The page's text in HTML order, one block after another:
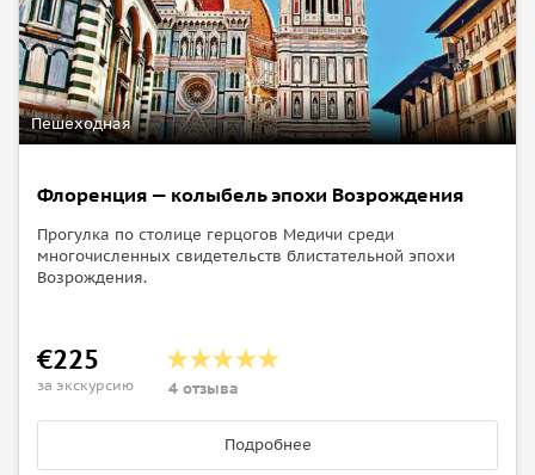
Пешеходная
Флоренция — колыбель эпохи Возрождения
Прогулка по столице герцогов Медичи среди
многочисленных свидетельств блистательной эпохи
Возрождения.
€225
за экскурсию 4 отзыва
Подробнее